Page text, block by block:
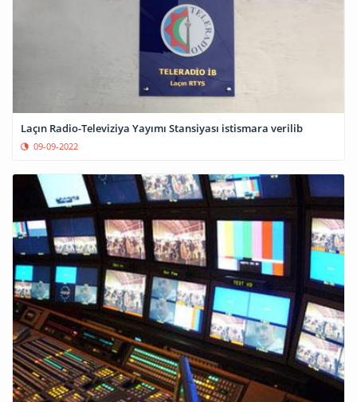
Laçın Radio-Televiziya Yayımı Stansiyası istismara verilib
09-09-2022